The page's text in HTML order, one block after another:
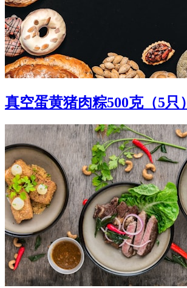
真空蛋黄猪肉粽500克（5只）